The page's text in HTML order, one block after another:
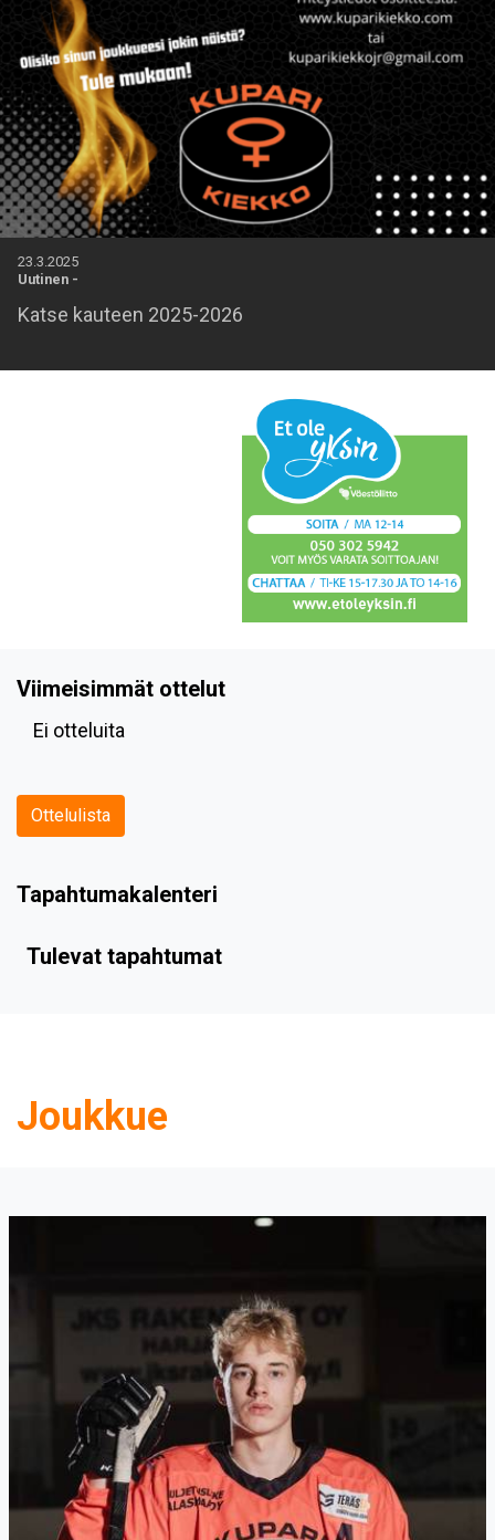
23.3.2025
Uutinen -
Katse kauteen 2025-2026
Viimeisimmät ottelut
Ei otteluita
Ottelulista
Tapahtumakalenteri
Tulevat tapahtumat
Joukkue